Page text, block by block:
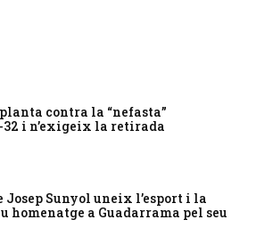
planta contra la “nefasta”
32 i n’exigeix la retirada
Sunyol uneix l’esport i la
homenatge a Guadarrama pel seu